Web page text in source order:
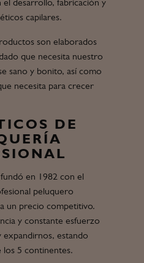
el desarrollo, fabricación y
capilares.
son elaborados
que necesita nuestro
sano y bonito, así como
necesita para crecer
DE
en 1982 con el
peluquero
un precio competitivo.
y constante esfuerzo
estando
los 5 continentes.